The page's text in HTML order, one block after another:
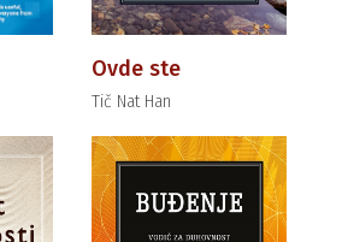
Ovde ste
Tič Nat Han